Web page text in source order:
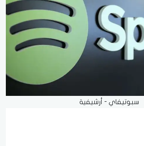
سبوتيفاي - أرشيفية